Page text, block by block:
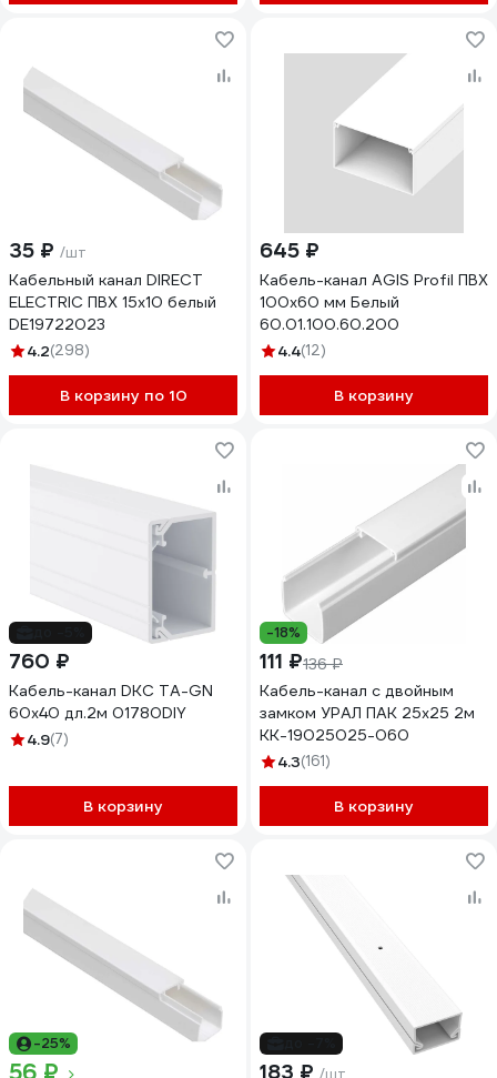
35 ₽ /шт
Кабельный канал DIRECT
ELECTRIC ПВХ 15x10 белый
DE19722023
4.2(298)
В корзину по 10
645 ₽
Кабель-канал AGIS Profil ПВХ
100x60 мм Белый
60.01.100.60.200
4.4(12)
В корзину
760 ₽
Кабель-канал DKC TA-GN
60x40 дл.2м 01780DIY
4.9(7)
В корзину
-18%
111 ₽136 ₽
Кабель-канал с двойным
замком УРАЛ ПАК 25х25 2м
КК-19025025-060
4.3(161)
В корзину
-25%
183 ₽ /шт